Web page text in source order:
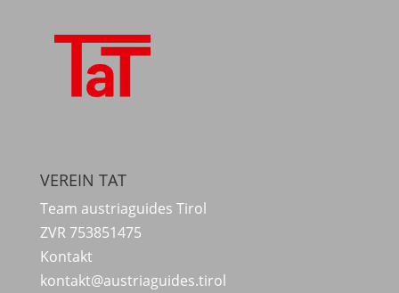
VEREIN TAT
Team austriaguides Tirol
ZVR 753851475
Kontakt
kontakt@austriaguides.tirol